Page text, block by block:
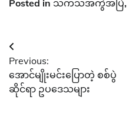
Posted in သကသအကွဲအပြဲ,
Post
navigation
Previous:
အောင်မျိုးမင်းပြောတဲ့ စစ်ပွဲ
ဆိုင်ရာ ဥပဒေသများ